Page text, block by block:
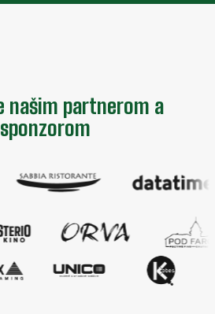
našim partnerom a
sponzorom